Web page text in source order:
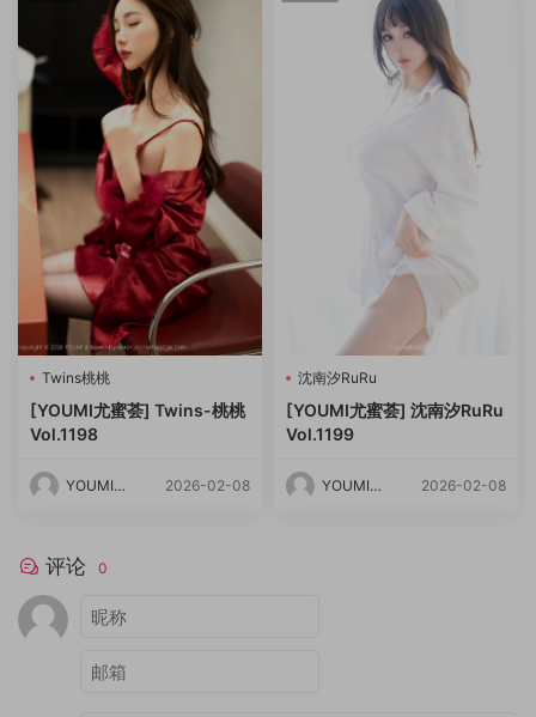
Twins桃桃
[YOUMI尤蜜荟] Twins-桃桃
Vol.1198
YOUMI尤
2026-02-08
沈南汐RuRu
[YOUMI尤蜜荟] 沈南汐RuRu
Vol.1199
YOUMI尤
2026-02-08
评论 0